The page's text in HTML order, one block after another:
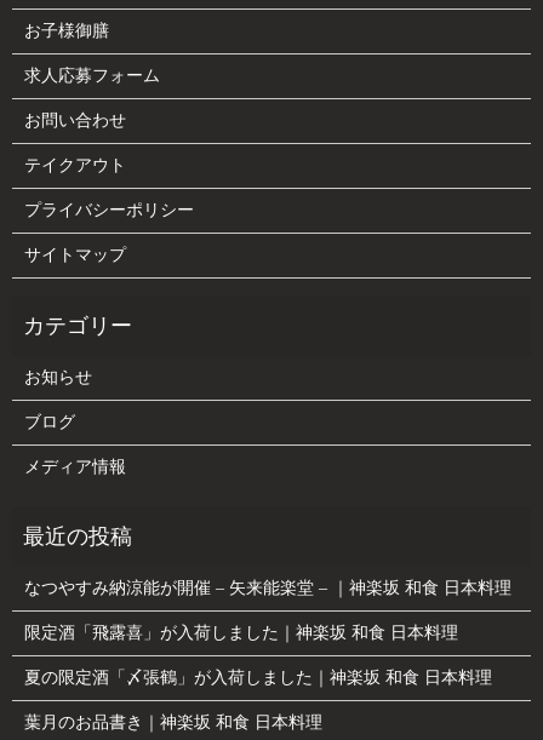
お子様御膳
求人応募フォーム
お問い合わせ
テイクアウト
プライバシーポリシー
サイトマップ
お知らせ
ブログ
メディア情報
なつやすみ納涼能が開催 – 矢来能楽堂 – ｜神楽坂 和食 日本料理
限定酒「飛露喜」が入荷しました｜神楽坂 和食 日本料理
夏の限定酒「〆張鶴」が入荷しました｜神楽坂 和食 日本料理
葉月のお品書き｜神楽坂 和食 日本料理